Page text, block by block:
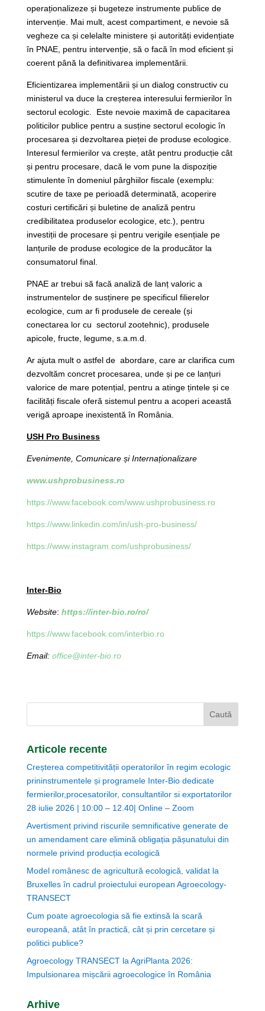
operaționalizeze și bugeteze instrumente publice de
intervenție. Mai mult, acest compartiment, e nevoie să
vegheze ca și celelalte ministere și autorități evidențiate
în PNAE, pentru intervenție, să o facă în mod eficient și
coerent până la definitivarea implementării.
Eficientizarea implementării și un dialog constructiv cu
ministerul va duce la creșterea interesului fermierilor în
sectorul ecologic. Este nevoie maximă de capacitarea
politicilor publice pentru a susține sectorul ecologic în
procesarea și dezvoltarea pieței de produse ecologice.
Interesul fermierilor va crește, atât pentru producție cât
și pentru procesare, dacă le vom pune la dispoziție
stimulente în domeniul pârghiilor fiscale (exemplu:
scutire de taxe pe perioadă determinată, acoperire
costuri certificări și buletine de analiză pentru
credibilitatea produselor ecologice, etc.), pentru
investiții de procesare și pentru verigile esențiale pe
lanțurile de produse ecologice de la producător la
consumatorul final.
PNAE ar trebui să facă analiză de lanț valoric a
instrumentelor de susținere pe specificul filierelor
ecologice, cum ar fi produsele de cereale (și
conectarea lor cu sectorul zootehnic), produsele
apicole, fructe, legume, s.a.m.d.
Ar ajuta mult o astfel de abordare, care ar clarifica cum
dezvoltăm concret procesarea, unde și pe ce lanțuri
valorice de mare potențial, pentru a atinge țintele și ce
facilități fiscale oferă sistemul pentru a acoperi această
verigă aproape inexistentă în România.
USH Pro Business
Evenimente, Comunicare și Internaționalizare
www.ushprobusiness.ro
https://www.facebook.com/www.ushprobusiness.ro
https://www.linkedin.com/in/ush-pro-business/
https://www.instagram.com/ushprobusiness/
Inter-Bio
Website: https://inter-bio.ro/ro/
https://www.facebook.com/interbio.ro
Email: office@inter-bio.ro
Articole recente
Creșterea competitivității operatorilor în regim ecologic
prininstrumentele și programele Inter-Bio dedicate
fermierilor,procesatorilor, consultantilor si exportatorilor
28 iulie 2026 | 10:00 – 12.40| Online – Zoom
Avertisment privind riscurile semnificative generate de
un amendament care elimină obligația pășunatului din
normele privind producția ecologică
Model românesc de agricultură ecologică, validat la
Bruxelles în cadrul proiectului european Agroecology-
TRANSECT
Cum poate agroecologia să fie extinsă la scară
europeană, atât în practică, cât și prin cercetare și
politici publice?
Agroecology TRANSECT la AgriPlanta 2026:
Impulsionarea mișcării agroecologice în România
Arhive